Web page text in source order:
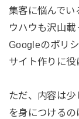
集客に悩んでい
ウハウも沢山載
Googleのポリ
サイト作りに役
ただ、内容は
を身につける